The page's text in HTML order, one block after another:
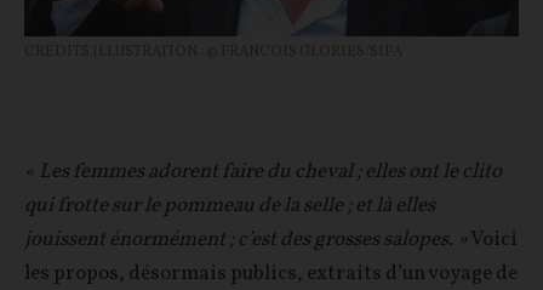
« Les femmes adorent faire du cheval ; elles ont le clito
qui frotte sur le pommeau de la selle ; et là elles
jouissent énormément ; c’est des grosses salopes. »Voici
les propos, désormais publics, extraits d’un voyage de